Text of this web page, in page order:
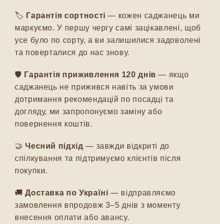
🏷️ Гарантія сортності — кожен саджанець ми
маркуємо. У першу чергу самі зацікавлені, щоб
усе було по сорту, а ви залишилися задоволені
та поверталися до нас знову.
🛡️ Гарантія приживлення 120 днів — якщо
саджанець не прижився навіть за умови
дотримання рекомендацій по посадці та
догляду, ми запропонуємо заміну або
повернення коштів.
🤝Чесний підхід — завжди відкриті до
спілкування та підтримуємо клієнтів після
покупки.
🚚Доставка по Україні — відправляємо
замовлення впродовж 3–5 днів з моменту
внесення оплати або авансу.